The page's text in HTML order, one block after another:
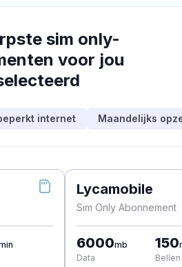
sim only-
voor jou
internet Maandelijks
Lycamobile
Sim Only Abonnement
6000mb
Data
150
Bellen